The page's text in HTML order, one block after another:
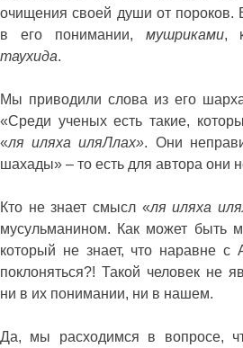
очищения своей души от пороков.
в его понимании, мушриками,
таухида.
Мы приводили слова из его
«Среди ученых есть такие,
«ля иляха иляЛлах». Они
шахады» – то есть для автора они
Кто не знает смысл «ля иляха
мусульманином. Как может быть
который не знает, что наравне с
поклоняться?! Такой человек не
ни в их понимании, ни в нашем.
Да, мы расходимся в вопросе,